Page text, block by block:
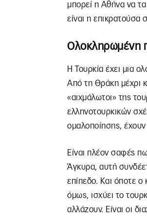
μπορεί η Αθήνα να
είναι η επικρατούσα
Ολοκληρωμένη
Η Τουρκία έχει μια
Από τη Θράκη μέχρι
«αιχμάλωτοι» της
ελληνοτουρκικών
ομαλοποίησης,
Είναι πλέον σαφές
Άγκυρα, αυτή
επίπεδο. Και όποτε ο
όμως, ισχύει το
αλλάζουν. Είναι οι